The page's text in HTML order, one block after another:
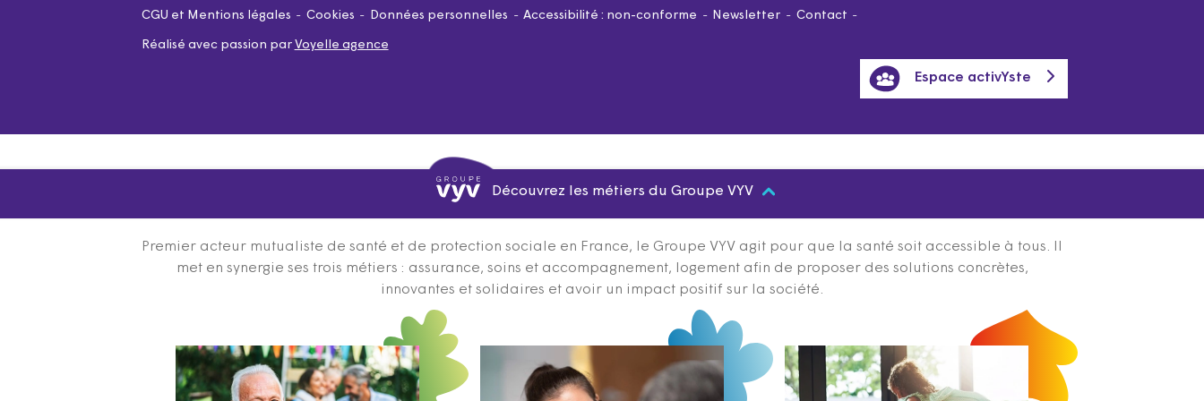
CGU et Mentions légales Cookies Données personnelles Accessibilité : non-conforme Newsletter Contact
Réalisé avec passion par Voyelle agence
Espace activYste
Découvrez les métiers du Groupe VYV
Premier acteur mutualiste de santé et de protection sociale en France, le Groupe VYV agit pour que la santé soit accessible à tous. Il
met en synergie ses trois métiers : assurance, soins et accompagnement, logement afin de proposer des solutions concrètes,
innovantes et solidaires et avoir un impact positif sur la société.